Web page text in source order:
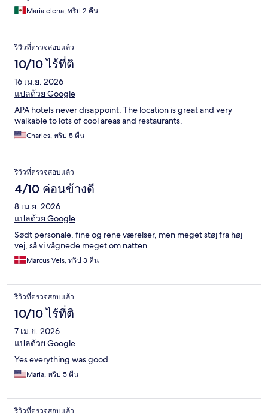
Maria elena, ทริป 2 คืน
รีวิวที่ตรวจสอบแล้ว
10/10 ไร้ที่ติ
16 เม.ย. 2026
แปลด้วย Google
APA hotels never disappoint. The location is great and very
walkable to lots of cool areas and restaurants.
Charles, ทริป 5 คืน
รีวิวที่ตรวจสอบแล้ว
4/10 ค่อนข้างดี
8 เม.ย. 2026
แปลด้วย Google
Sødt personale, fine og rene værelser, men meget støj fra høj
vej, så vi vågnede meget om natten.
Marcus Vels, ทริป 3 คืน
รีวิวที่ตรวจสอบแล้ว
10/10 ไร้ที่ติ
7 เม.ย. 2026
แปลด้วย Google
Yes everything was good.
Maria, ทริป 5 คืน
รีวิวที่ตรวจสอบแล้ว